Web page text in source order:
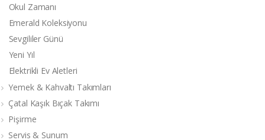
Okul Zamanı
Emerald Koleksiyonu
Sevgililer Günü
Yeni Yıl
Elektrikli Ev Aletleri
Yemek & Kahvaltı Takımları
Çatal Kaşık Bıçak Takımı
Pişirme
Servis & Sunum